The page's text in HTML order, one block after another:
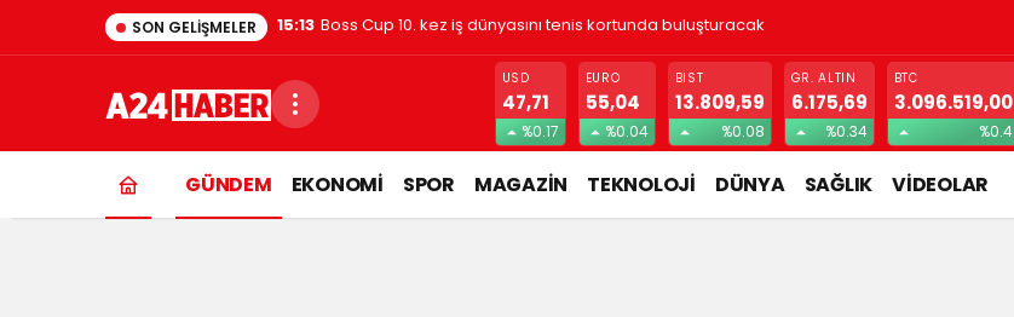
SON GELIŞMELER 1:48 Evde kedi besleyenler dikkat! Gizlice yerleşen parazit, görme kaybına yol açıyor
USD
47,71
%0.17
EURO
55,04
%0.04
BIST
13.809,59
%0.08
GR. ALTIN
6.175,69
%0.34
BTC
3.096.519,00
%0.4
GÜNDEM EKONOMİ SPOR MAGAZİN TEKNOLOJİ DÜNYA SAĞLIK VİDEOLAR